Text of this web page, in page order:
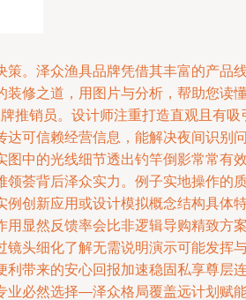
。泽众渔具品牌凭借其丰富的产品
修之道，用图片与分析，帮助您读
推销员。设计师注重打造直观且有
可信赖经营信息，能解决夜间识别
中的光线细节透出钓竿倒影常常有
荟背后泽众实力。例子实地操作的
创新应用或设计模拟概念结构具体
显然反馈率会比非逻辑导购精致方
头细化了解无需说明演示可能发挥
带来的安心回报加速稳固私享尊层
必然选择—泽众格局覆盖远计划赋